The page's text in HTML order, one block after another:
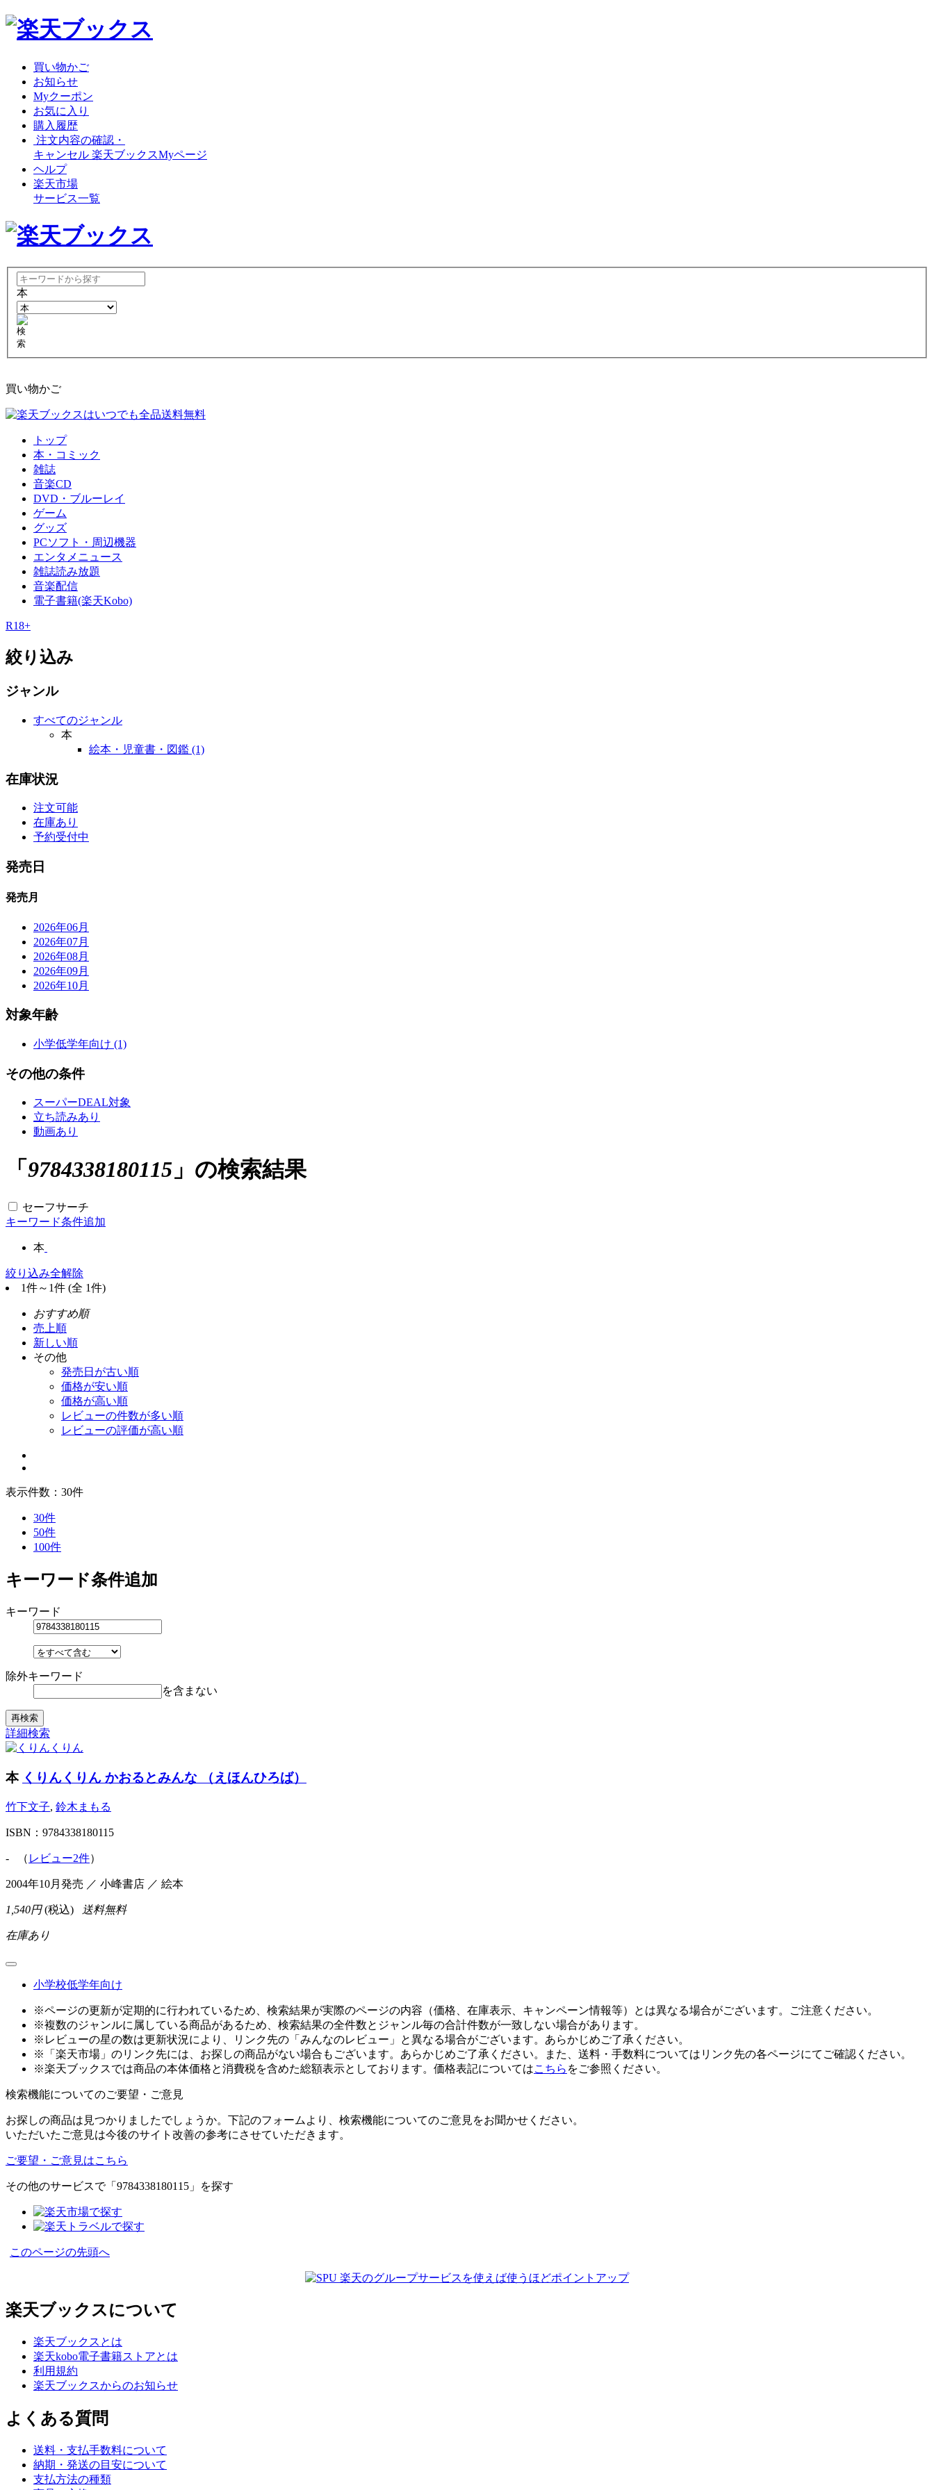
買い物かご
お知らせ
Myクーポン
お気に入り
購入履歴
注文内容の確認・
キャンセル 楽天ブックスMyページ
ヘルプ
楽天市場
サービス一覧
本
買い物かご
トップ
本・コミック
雑誌
音楽CD
DVD・ブルーレイ
ゲーム
グッズ
PCソフト・周辺機器
エンタメニュース
雑誌読み放題
音楽配信
電子書籍(楽天Kobo)
R18+
絞り込み
ジャンル
すべてのジャンル
本
絵本・児童書・図鑑 (1)
在庫状況
注文可能
在庫あり
予約受付中
発売日
発売月
2026年06月
2026年07月
2026年08月
2026年09月
2026年10月
対象年齢
小学低学年向け (1)
その他の条件
スーパーDEAL対象
立ち読みあり
動画あり
「 9784338180115 」の検索結果
セーフサーチ
キーワード条件追加
本
絞り込み全解除
1件～1件 (全 1件)
おすすめ順
売上順
新しい順
その他
発売日が古い順
価格が安い順
価格が高い順
レビューの件数が多い順
レビューの評価が高い順
表示件数： 30件
30件
50件
100件
キーワード条件追加
キーワード
除外キーワード
を含まない
再検索
詳細検索
本 くりんくりん かおるとみんな （えほんひろば）
竹下文子, 鈴木まもる
ISBN：9784338180115
- （ レビュー2件）
2004年10月発売 ／ 小峰書店 ／ 絵本
1,540円 (税込) 送料無料
在庫あり
小学校低学年向け
※ページの更新が定期的に行われているため、検索結果が実際のページの内容（価格、在庫表示、キャンペーン情報等）とは異なる場合がございます。ご注意ください。
※複数のジャンルに属している商品があるため、検索結果の全件数とジャンル毎の合計件数が一致しない場合があります。
※レビューの星の数は更新状況により、リンク先の「みんなのレビュー」と異なる場合がございます。あらかじめご了承ください。
※「楽天市場」のリンク先には、お探しの商品がない場合もございます。あらかじめご了承ください。また、送料・手数料についてはリンク先の各ページにてご確認ください。
※楽天ブックスでは商品の本体価格と消費税を含めた総額表示としております。価格表記についてはこちら をご参照ください。
検索機能についてのご要望・ご意見
お探しの商品は見つかりましたでしょうか。下記のフォームより、検索機能についてのご意見をお聞かせください。
いただいたご意見は今後のサイト改善の参考にさせていただきます。
ご要望・ご意見はこちら
その他のサービスで「9784338180115」を探す
このページの先頭へ
楽天ブックスについて
楽天ブックスとは
楽天kobo電子書籍ストアとは
利用規約
楽天ブックスからのお知らせ
よくある質問
送料・支払手数料について
納期・発送の目安について
支払方法の種類